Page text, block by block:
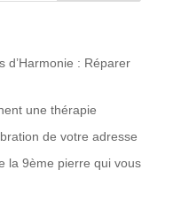
d’Harmonie : Réparer
une thérapie
de votre adresse
la 9ème pierre qui vous